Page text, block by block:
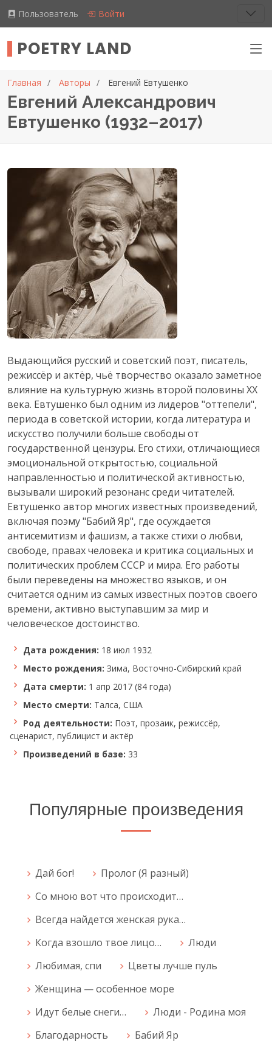
Пользователь Войти
POETRY LAND
Главная Авторы Евгений Евтушенко
Евгений Александрович
Евтушенко (1932–2017)
Выдающийся русский и советский поэт, писатель,
режиссёр и актёр, чьё творчество оказало заметное
влияние на культурную жизнь второй половины XX
века. Евтушенко был одним из лидеров "оттепели",
периода в советской истории, когда литература и
искусство получили больше свободы от
государственной цензуры. Его стихи, отличающиеся
эмоциональной открытостью, социальной
направленностью и политической активностью,
вызывали широкий резонанс среди читателей.
Евтушенко автор многих известных произведений,
включая поэму "Бабий Яр", где осуждается
антисемитизм и фашизм, а также стихи о любви,
свободе, правах человека и критика социальных и
политических проблем СССР и мира. Его работы
были переведены на множество языков, и он
считается одним из самых известных поэтов своего
времени, активно выступавшим за мир и
человеческое достоинство.
Дата рождения: 18 июл 1932
Место рождения: Зима, Восточно-Сибирский край
Дата смерти: 1 апр 2017 (84 года)
Место смерти: Талса, США
Род деятельности: Поэт, прозаик, режиссёр,
сценарист, публицист и актёр
Произведений в базе: 33
Популярные произведения
Дай бог!
Пролог (Я разный)
Со мною вот что происходит…
Всегда найдется женская рука…
Когда взошло твое лицо…
Люди
Любимая, спи
Цветы лучше пуль
Женщина — особенное море
Идут белые снеги…
Люди - Родина моя
Благодарность
Бабий Яр